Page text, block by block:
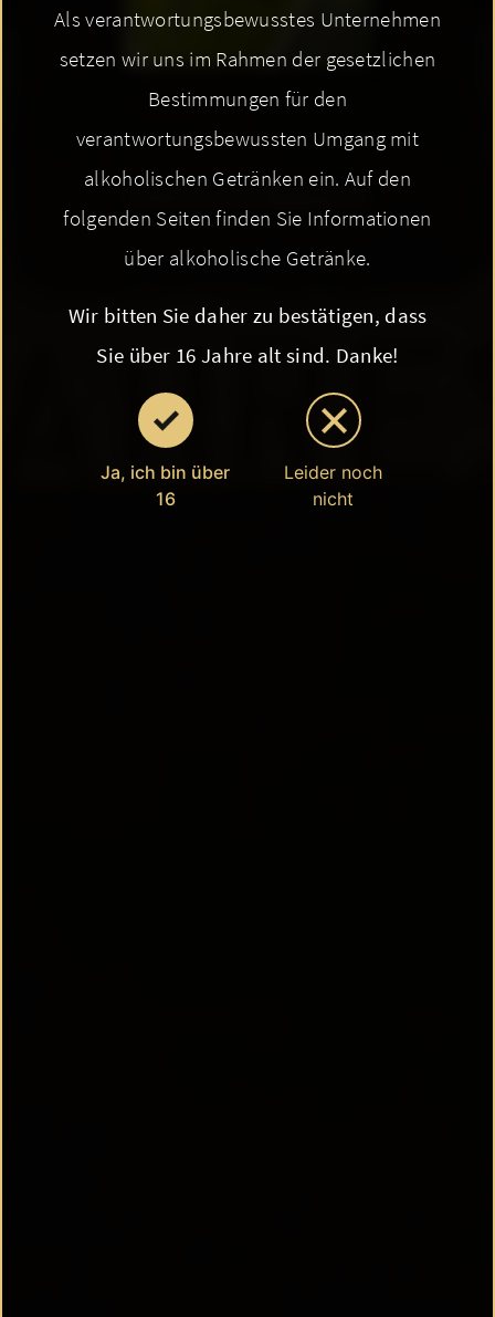
Als verantwortungsbewusstes Unternehmen
setzen wir uns im Rahmen der gesetzlichen
Bestimmungen für den
verantwortungsbewussten Umgang mit
alkoholischen Getränken ein. Auf den
folgenden Seiten finden Sie Informationen
über alkoholische Getränke.
Wir bitten Sie daher zu bestätigen, dass
Sie über 16 Jahre alt sind. Danke!
Ja, ich bin über
16
Leider noch
nicht